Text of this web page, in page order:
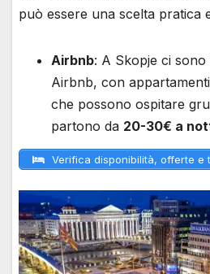
può essere una scelta pratica
Airbnb: A Skopje ci
Airbnb, con
che possono ospitare
partono da 20-30€ a
Verifica disponibilità, offerte e